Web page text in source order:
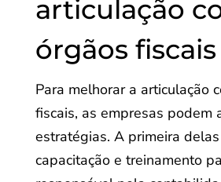
articulação
órgãos fiscais
Para melhorar a articulação
fiscais, as empresas podem
estratégias. A primeira
capacitação e treinamento